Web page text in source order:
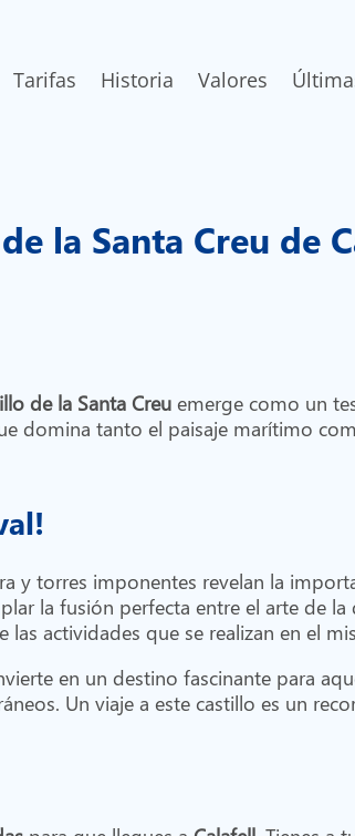
Tarifas Historia Valores
la Santa Creu de
de la Santa Creuemerge como un
domina tanto el paisaje marítimo
y torres imponentes revelan la
la fusión perfecta entre el arte de la
las actividades que se realizan en el
en un destino fascinante para
Un viaje a este castillo es un